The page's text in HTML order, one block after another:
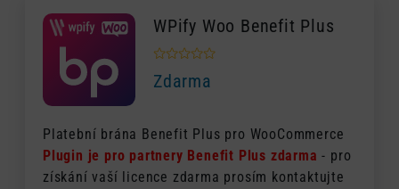
WPify Woo Benefit Plus
Zdarma
Platební brána Benefit Plus pro WooCommerce
Plugin je pro partnery Benefit Plus zdarma - pro
získání vaší licence zdarma prosím kontaktujte